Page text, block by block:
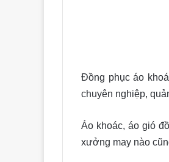
Đồng phục áo
chuyên nghiệp,
Áo khoác, áo gió
xưởng may nào